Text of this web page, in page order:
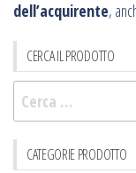
dell’acquirente,
CERCA IL PRODOTTO
Ricerca
per:
CATEGORIE PRODOTTO